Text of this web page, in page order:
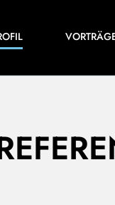
und vieles mehr.